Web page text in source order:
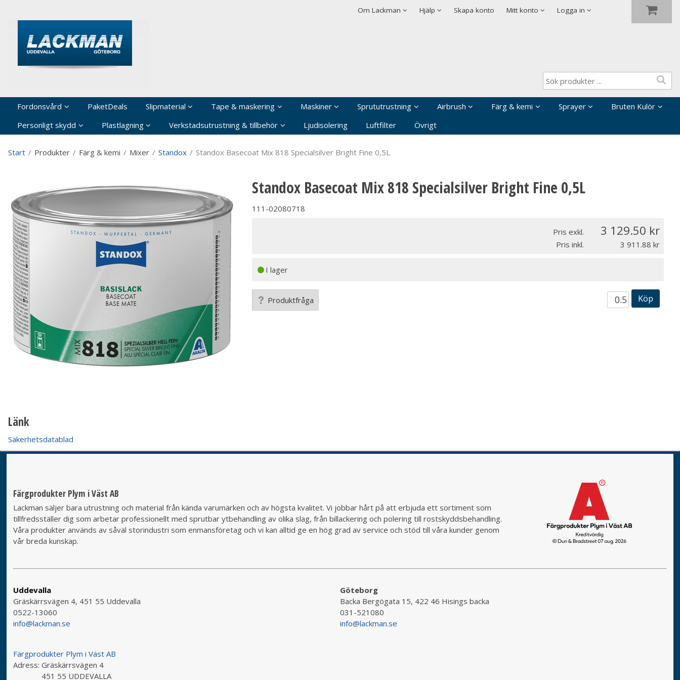
Om Lackman
Villkor Hjälp
Integritetspolicy Skapa konto Mitt konto Logga in
Skapa nytt konto
Fordonsvård PaketDeals Slipmaterial Tape & maskering Maskiner Sprututrustning Airbrush Färg & kemi Sprayer
Bruten Kulör
Personligt skydd
Plastlagning Verkstadsutrustning & tillbehör Ljudisolering Luftfilter Övrigt
Start / Produkter / Färg & kemi / Mixer / Standox / Standox Basecoat Mix 818 Specialsilver Bright Fine 0,5L
Standox Basecoat Mix 818 Specialsilver Bright Fine 0,5L
111-02080718
Pris exkl. 3 129.50
Pris inkl. 3 911.88
I lager
Produktfråga Köp
Länk
Säkerhetsdatablad
Färgprodukter Plym i Väst AB
Lackman säljer bara utrustning och material från kända varumärken och av högsta kvalitet. Vi jobbar hårt på att erbjuda ett sortiment som
tillfredsställer dig som arbetar professionellt med sprutbar ytbehandling av olika slag, från billackering och polering till rostskyddsbehandling.
Våra produkter används av såväl storindustri som enmansföretag och vi kan alltid ge en hög grad av service och stöd till våra kunder genom
vår breda kunskap.
Uddevalla
Gräskärrsvägen 4, 451 55 Uddevalla
0522-13060
info@lackman.se
Göteborg
Backa Bergögata 15, 422 46 Hisings backa
031-521080
info@lackman.se
Färgprodukter Plym i Väst AB
Adress: Gräskärrsvägen 4
451 55 UDDEVALLA